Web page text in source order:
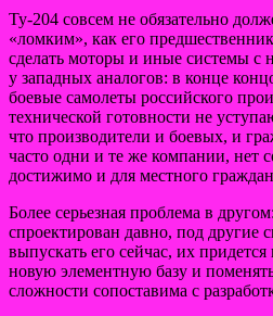
Ту-204 совсем не обязательно
«ломким», как его
сделать моторы и иные системы с
у западных аналогов: в конце
боевые самолеты российского
технической готовности не
что производители и боевых, и
часто одни и те же компании, нет
достижимо и для местного
Более серьезная проблема в
спроектирован давно, под другие
выпускать его сейчас, их
новую элементную базу и
сложности сопоставима с